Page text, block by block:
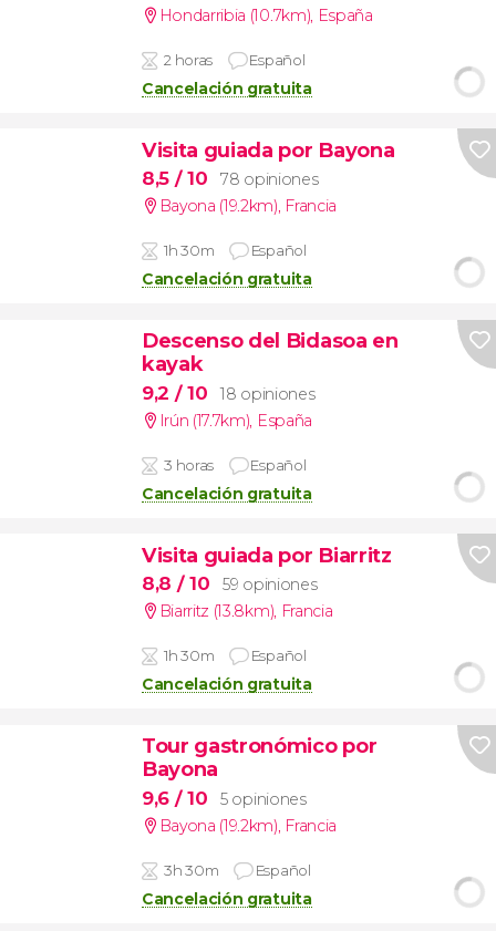
Hondarribia (10.7km), España
2 horas Español
Cancelación gratuita
Visita guiada por Bayona
8,5 / 10
78 opiniones
Bayona (19.2km), Francia
1h 30m Español
Cancelación gratuita
Descenso del Bidasoa en
kayak
9,2 / 10
18 opiniones
Irún (17.7km), España
3 horas Español
Cancelación gratuita
Visita guiada por Biarritz
8,8 / 10
59 opiniones
Biarritz (13.8km), Francia
1h 30m Español
Cancelación gratuita
Tour gastronómico por
Bayona
9,6 / 10
5 opiniones
Bayona (19.2km), Francia
3h 30m Español
Cancelación gratuita